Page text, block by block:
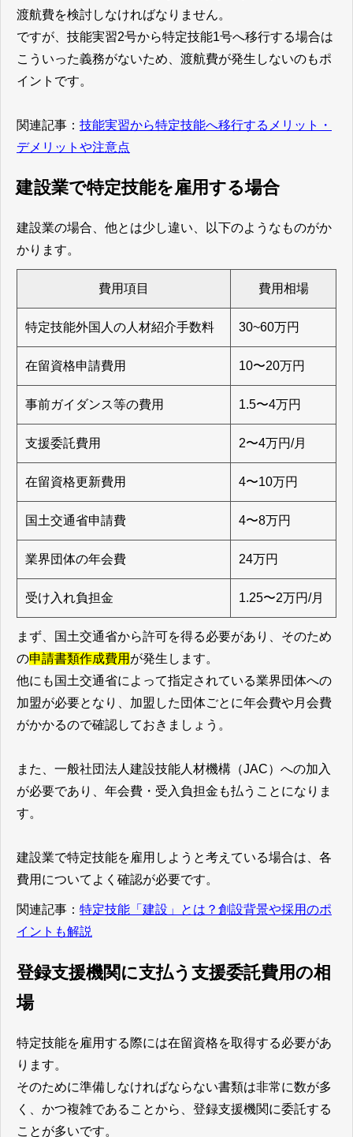
渡航費を検討しなければなりません。
ですが、技能実習2号から特定技能1号へ移行する場合は
こういった義務がないため、渡航費が発生しないのもポ
イントです。
関連記事： 技能実習から特定技能へ移行するメリット・
デメリットや注意点
建設業で特定技能を雇用する場合
建設業の場合、他とは少し違い、以下のようなものがか
かります。
費用項目 費用相場
特定技能外国人の人材紹介手数料 30~60万円
在留資格申請費用 10〜20万円
事前ガイダンス等の費用 1.5〜4万円
支援委託費用 2〜4万円/月
在留資格更新費用 4〜10万円
国土交通省申請費 4〜8万円
業界団体の年会費 24万円
受け入れ負担金 1.25〜2万円/月
まず、国土交通省から許可を得る必要があり、そのため
の申請書類作成費用 が発生します。
他にも国土交通省によって指定されている業界団体への
加盟が必要となり、加盟した団体ごとに年会費や月会費
がかかるので確認しておきましょう。
また、一般社団法人建設技能人材機構（JAC）への加入
が必要であり、年会費・受入負担金も払うことになりま
す。
建設業で特定技能を雇用しようと考えている場合は、各
費用についてよく確認が必要です。
関連記事： 特定技能「建設」とは？創設背景や採用のポ
イントも解説
登録支援機関に支払う支援委託費用の相
場
特定技能を雇用する際には在留資格を取得する必要があ
ります。
そのために準備しなければならない書類は非常に数が多
く、かつ複雑であることから、登録支援機関に委託する
ことが多いです。